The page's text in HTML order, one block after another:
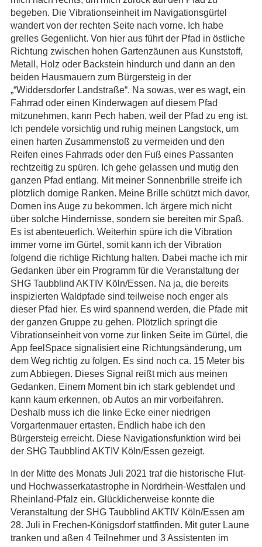
begeben. Die Vibrationseinheit im Navigationsgürtel
wandert von der rechten Seite nach vorne. Ich habe
grelles Gegenlicht. Von hier aus führt der Pfad in östliche
Richtung zwischen hohen Gartenzäunen aus Kunststoff,
Metall, Holz oder Backstein hindurch und dann an den
beiden Hausmauern zum Bürgersteig in der
„“Widdersdorfer Landstraße“. Na sowas, wer es wagt, ein
Fahrrad oder einen Kinderwagen auf diesem Pfad
mitzunehmen, kann Pech haben, weil der Pfad zu eng ist.
Ich pendele vorsichtig und ruhig meinen Langstock, um
einen harten Zusammenstoß zu vermeiden und den
Reifen eines Fahrrads oder den Fuß eines Passanten
rechtzeitig zu spüren. Ich gehe gelassen und mutig den
ganzen Pfad entlang. Mit meiner Sonnenbrille streife ich
plötzlich dornige Ranken. Meine Brille schützt mich davor,
Dornen ins Auge zu bekommen. Ich ärgere mich nicht
über solche Hindernisse, sondern sie bereiten mir Spaß.
Es ist abenteuerlich. Weiterhin spüre ich die Vibration
immer vorne im Gürtel, somit kann ich der Vibration
folgend die richtige Richtung halten. Dabei mache ich mir
Gedanken über ein Programm für die Veranstaltung der
SHG Taubblind AKTIV Köln/Essen. Na ja, die bereits
inspizierten Waldpfade sind teilweise noch enger als
dieser Pfad hier. Es wird spannend werden, die Pfade mit
der ganzen Gruppe zu gehen. Plötzlich springt die
Vibrationseinheit von vorne zur linken Seite im Gürtel, die
App feelSpace signalisiert eine Richtungsänderung, um
dem Weg richtig zu folgen. Es sind noch ca. 15 Meter bis
zum Abbiegen. Dieses Signal reißt mich aus meinen
Gedanken. Einem Moment bin ich stark geblendet und
kann kaum erkennen, ob Autos an mir vorbeifahren.
Deshalb muss ich die linke Ecke einer niedrigen
Vorgartenmauer ertasten. Endlich habe ich den
Bürgersteig erreicht. Diese Navigationsfunktion wird bei
der SHG Taubblind AKTIV Köln/Essen gezeigt.
In der Mitte des Monats Juli 2021 traf die historische Flut-
und Hochwasserkatastrophe in Nordrhein-Westfalen und
Rheinland-Pfalz ein. Glücklicherweise konnte die
Veranstaltung der SHG Taubblind AKTIV Köln/Essen am
28. Juli in Frechen-Königsdorf stattfinden. Mit guter Laune
tranken und aßen 4 Teilnehmer und 3 Assistenten im